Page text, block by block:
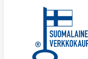
data-original-
data-max-